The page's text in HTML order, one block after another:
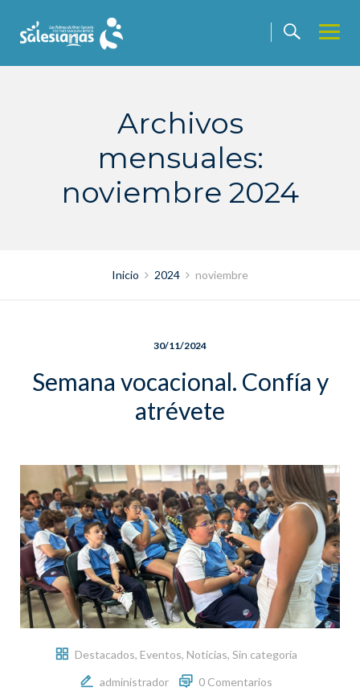
contenido
Archivos
mensuales:
noviembre 2024
Inicio 2024 noviembre
30/11/2024
Semana vocacional. Confía y
atrévete
Destacados, Eventos, Noticias, Sin categoría
administrador
0 Comentarios